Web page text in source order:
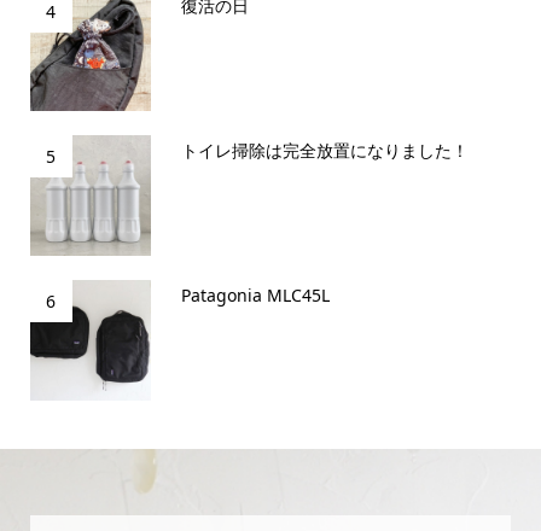
4 復活の日
5 トイレ掃除は完全放置になりました！
6 Patagonia MLC45L